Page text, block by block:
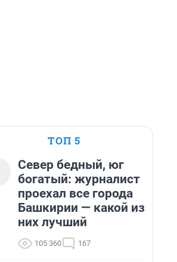
ТОП 5
Север бедный, юг
богатый: журналист
проехал все города
Башкирии — какой из
них лучший
105 360 167